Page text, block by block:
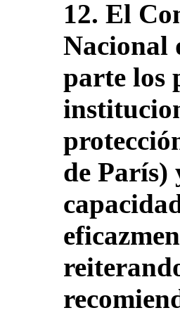
12. El
Nacional
parte los
de París)